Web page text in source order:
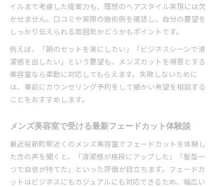
イルまで考慮した提案力も、理想のヘアスタイル実現には欠
かせません。口コミや実際の施術例を確認し、自分の要望を
しっかり伝えられる雰囲気かどうかもポイントです。
例えば、「朝のセットを楽にしたい」「ビジネスシーンで清
潔感を出したい」という要望も、メンズカットを得意とする
美容室なら柔軟に対応してもらえます。失敗しないために
は、事前にカウンセリング予約をして細かい希望を相談する
ことをおすすめします。
メンズ美容室で受ける最新フェードカット体験談
最近桜新町駅近くのメンズ美容室でフェードカットを体験し
た方の声を聞くと、「清潔感が格段にアップした」「髪型一
つで自信が持てた」といった評価が目立ちます。フェードカ
ットはビジネスにもカジュアルにも対応できるため、幅広い